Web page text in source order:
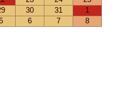
30 31
1
6 7 8